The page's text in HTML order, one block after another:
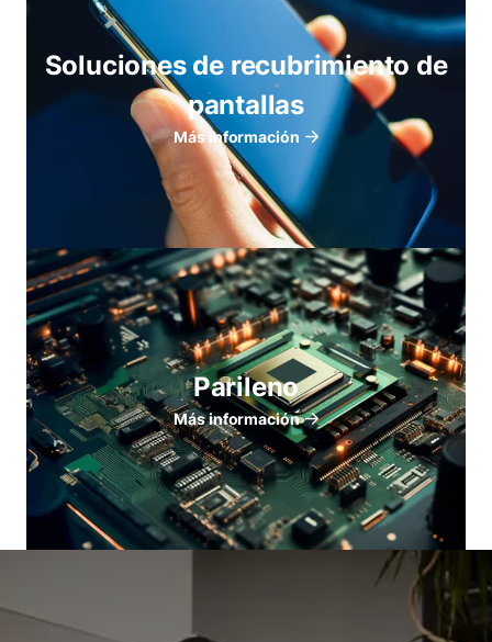
Soluciones de recubrimiento de
pantallas
Más información
Parileno
Más información